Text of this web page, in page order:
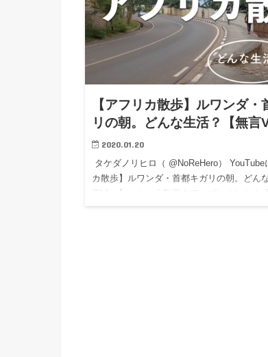
【アフリカ散歩】ルワンダ・
リの朝。どんな生活？【無言
2020.01.20
タケダノリヒロ（ @NoReHero） YouTube
カ散歩】ルワンダ・首都キガリの朝。どん